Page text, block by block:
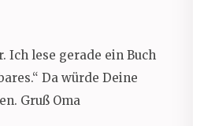
Ich lese gerade ein Buch
Da würde Deine
Gruß Oma